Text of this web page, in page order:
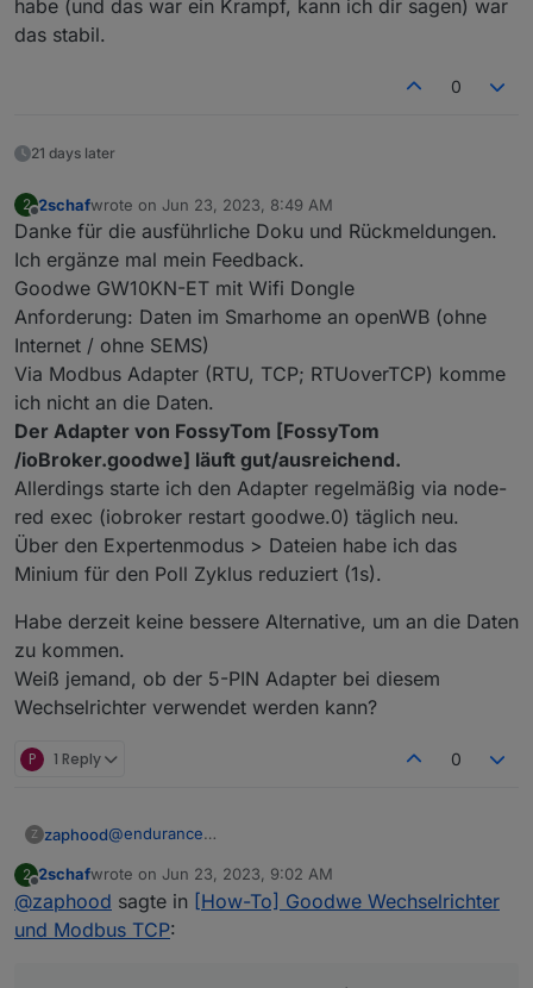
habe (und das war ein Krampf, kann ich dir sagen) war
das stabil.
0
21 days later
2
Offline
2schafwrote on Jun 23, 2023, 8:49 AM
last edited by
Danke für die ausführliche Doku und Rückmeldungen.
Ich ergänze mal mein Feedback.
Goodwe GW10KN-ET mit Wifi Dongle
Anforderung: Daten im Smarhome an openWB (ohne
Internet / ohne SEMS)
Via Modbus Adapter (RTU, TCP; RTUoverTCP) komme
ich nicht an die Daten.
Der Adapter von FossyTom [FossyTom
/ioBroker.goodwe] läuft gut/ausreichend.
Allerdings starte ich den Adapter regelmäßig via node-
red exec (iobroker restart goodwe.0) täglich neu.
Über den Expertenmodus > Dateien habe ich das
Minium für den Poll Zyklus reduziert (1s).
Habe derzeit keine bessere Alternative, um an die Daten
zu kommen.
Weiß jemand, ob der 5-PIN Adapter bei diesem
Wechselrichter verwendet werden kann?
P 1 Reply 0
Z zaphood@endurance
INV Power). Passt auch mit den Werten zusammen
die über die API kommen (Homeassistant hat da ne
Integration dafür, so dass ich sowohl die Werte per
Die 35105 + 35109 sind wohl die DC-
Bruttoleistungen, die 35140 ist dann die AC
Nettoleistung nach Wandlung und Verlusten.
35140 ist die Einspeiseleistung und 35172 ist das was
2
Offline
2schafwrote on Jun 23, 2023, 9:02 AM
last edited by
@zaphood sagte in [How-To] Goodwe Wechselrichter
und Modbus TCP: